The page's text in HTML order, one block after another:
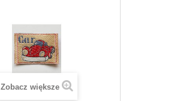
Zobacz większe